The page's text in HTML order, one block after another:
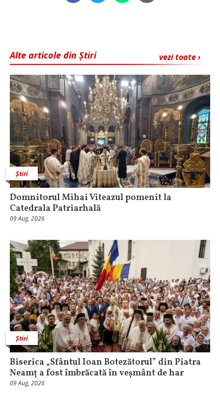
vezi toate ›
Alte articole din Știri
Știri
Domnitorul Mihai Viteazul pomenit la
Catedrala Patriarhală
09 Aug, 2026
Știri
Biserica „Sfântul Ioan Botezătorul” din Piatra
Neamț a fost îmbrăcată în veșmânt de har
09 Aug, 2026